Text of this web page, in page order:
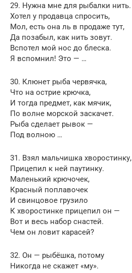
29. Нужна мне для рыбалки нить.
Хотел у продавца спросить,
Мол, есть она ль в продаже тут,
Да позабыл, как нить зовут.
Вспотел мой нос до блеска.
Я вспомнил! Это — …
30. Клюнет рыба червячка,
Что на острие крючка,
И тогда предмет, как мячик,
По волне морской заскачет.
Рыба сделает рывок —
Под волною …
31. Взял мальчишка хворостинку,
Прицепил к ней паутинку.
Маленький крючочек,
Красный поплавочек
И свинцовое грузило
К хворостинке прицепил он —
Вот и весь набор снастей.
Чем он ловит карасей?
32. Он — рыбёшка, потому
Никогда не скажет «му».